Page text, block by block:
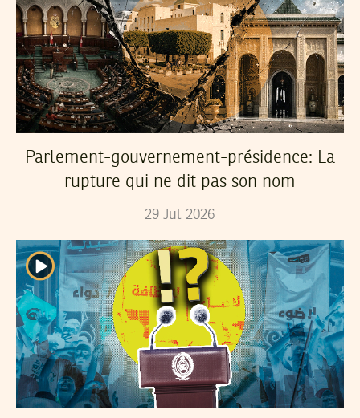
Parlement-gouvernement-présidence: La
rupture qui ne dit pas son nom
29 Jul 2026